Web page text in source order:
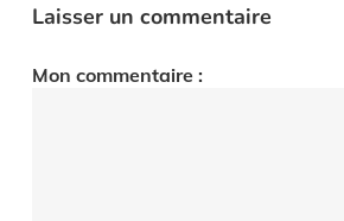
Laisser un commentaire
Mon commentaire :